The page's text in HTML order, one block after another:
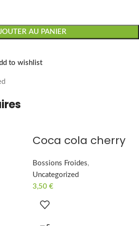
AU PANIER
to wishlist
Coca cola cherry
Bossions Froides,
Uncategorized
3,50 €